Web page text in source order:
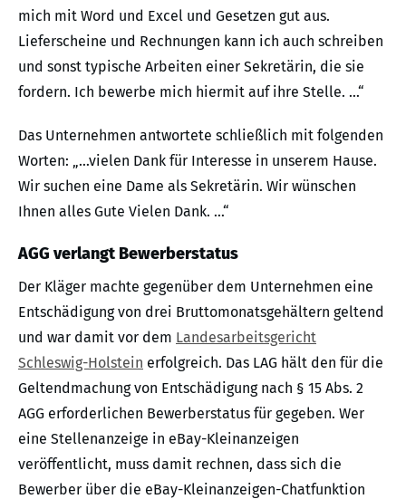
mich mit Word und Excel und Gesetzen gut aus.
Lieferscheine und Rechnungen kann ich auch schreiben
und sonst typische Arbeiten einer Sekretärin, die sie
fordern. Ich bewerbe mich hiermit auf ihre Stelle. …“
Das Unternehmen antwortete schließlich mit folgenden
Worten: „…vielen Dank für Interesse in unserem Hause.
Wir suchen eine Dame als Sekretärin. Wir wünschen
Ihnen alles Gute Vielen Dank. …“
AGG verlangt Bewerberstatus
Der Kläger machte gegenüber dem Unternehmen eine
Entschädigung von drei Bruttomonatsgehältern geltend
und war damit vor dem Landesarbeitsgericht
Schleswig-Holstein erfolgreich. Das LAG hält den für die
Geltendmachung von Entschädigung nach § 15 Abs. 2
AGG erforderlichen Bewerberstatus für gegeben. Wer
eine Stellenanzeige in eBay-Kleinanzeigen
veröffentlicht, muss damit rechnen, dass sich die
Bewerber über die eBay-Kleinanzeigen-Chatfunktion